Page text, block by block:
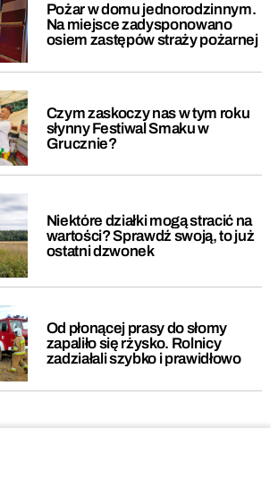
Pożar w domu jednorodzinnym.
Na miejsce zadysponowano
osiem zastępów straży pożarnej
Czym zaskoczy nas w tym roku
słynny Festiwal Smaku w
Grucznie?
Niektóre działki mogą stracić na
wartości? Sprawdź swoją, to już
ostatni dzwonek
Od płonącej prasy do słomy
zapaliło się rżysko. Rolnicy
zadziałali szybko i prawidłowo